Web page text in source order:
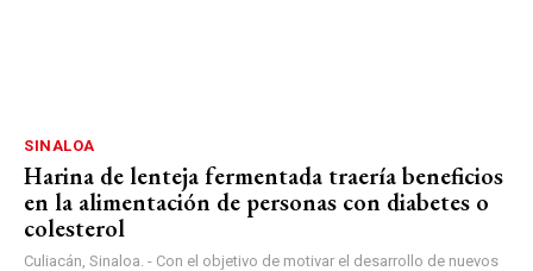
SINALOA
Harina de lenteja fermentada traería beneficios
en la alimentación de personas con diabetes o
colesterol
Culiacán, Sinaloa. - Con el objetivo de motivar el desarrollo de nuevos